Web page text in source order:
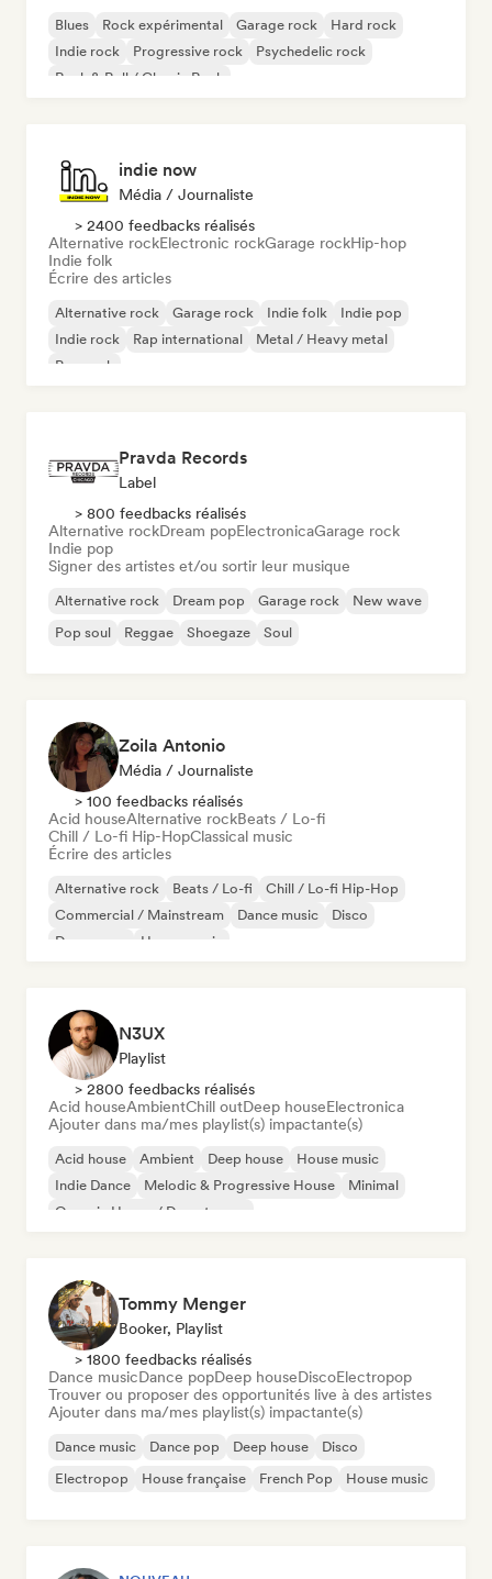
Blues Rock expérimental Garage rock
Hard rock
Indie rock
Progressive rock
Psychedelic rock
Rock & Roll / Classic Rock
indie now
Média / Journaliste
> 2400 feedbacks réalisés
Alternative rockElectronic rockGarage rockHip-hop
Indie folk
Écrire des articles
Alternative rock Garage rock Indie folk
Indie pop
Indie rock
Rap international
Metal / Heavy metal
Pop rock
Pravda Records
Label
> 800 feedbacks réalisés
Alternative rockDream popElectronicaGarage rock
Indie pop
Signer des artistes et/ou sortir leur musique
Alternative rock Dream pop Garage rock
New wave
Pop soul
Reggae Shoegaze Soul
Zoila Antonio
Média / Journaliste
> 100 feedbacks réalisés
Acid houseAlternative rockBeats / Lo-fi
Chill / Lo-fi Hip-HopClassical music
Écrire des articles
Alternative rock Beats / Lo-fi
Chill / Lo-fi Hip-Hop
Commercial / Mainstream
Dance music
Disco
Dream pop
House music
N3UX
Playlist
> 2800 feedbacks réalisés
Acid houseAmbientChill outDeep houseElectronica
Ajouter dans ma/mes playlist(s) impactante(s)
Acid house Ambient Deep house
House music
Indie Dance
Melodic & Progressive House
Minimal
Organic House / Downtempo
Tommy Menger
Booker, Playlist
> 1800 feedbacks réalisés
Dance musicDance popDeep houseDiscoElectropop
Trouver ou proposer des opportunités live à des artistes
Ajouter dans ma/mes playlist(s) impactante(s)
Dance music Dance pop Deep house
Disco
Electropop
House française French Pop House music